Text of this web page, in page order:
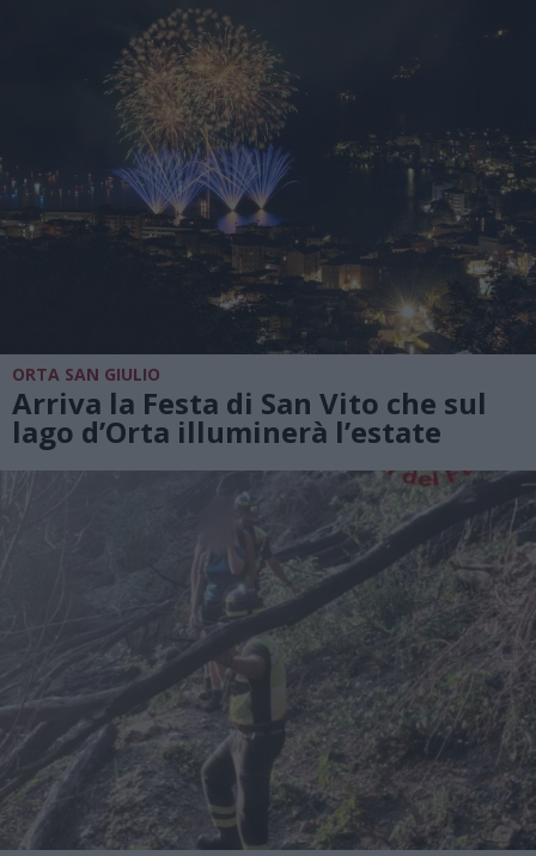
ORTA SAN GIULIO
Arriva la Festa di San Vito che sul
lago d’Orta illuminerà l’estate